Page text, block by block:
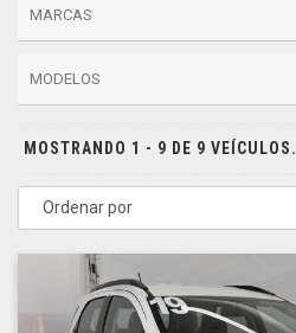
MARCAS
MODELOS
MOSTRANDO 1 - 9 DE 9 VEÍCULOS.
Ordenar por